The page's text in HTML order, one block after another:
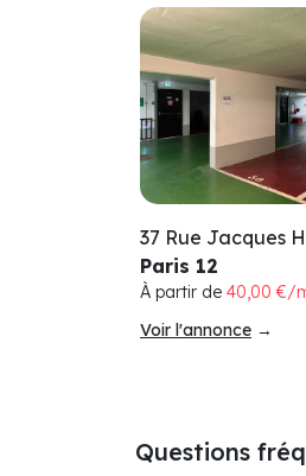
37 Rue Jacques
Paris 12
À partir de 40,00 €/
Voir l'annonce →
Questions